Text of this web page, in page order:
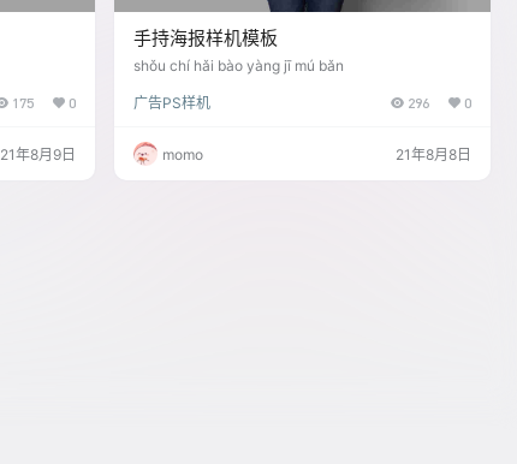
175 0
21年8月9日
手持海报样机模板
shǒu chí hǎi bào yàng jī mú bǎn
广告PS样机 296 0
momo 21年8月8日